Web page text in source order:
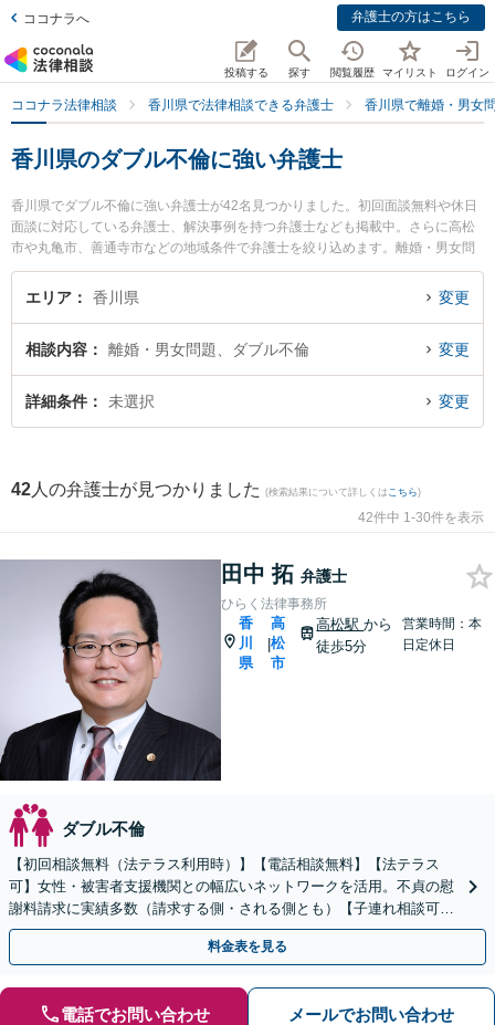
ココナラへ 弁護士の方はこちら
投稿する 探す 閲覧履歴 マイリスト ログイン
ココナラ法律相談 香川県で法律相談できる弁護士 香川県で離婚・男女
香川県のダブル不倫に強い弁護士
香川県でダブル不倫に強い弁護士が42名見つかりました。初回面談無料や休日
面談に対応している弁護士、解決事例を持つ弁護士なども掲載中。さらに高松
市や丸亀市、善通寺市などの地域条件で弁護士を絞り込めます。離婚・男女問
題に関係する財産分与や養育費、親権等の細かな分野での絞り込み検索もでき
便利です。特にひらく法律事務所の田中 拓弁護士やいろは法律事務所の吉田 明
間に発生したダブル不倫のトラブルを今すぐに弁護士に相談したい』『ダブル
不倫のトラブル解決の実績豊富な近くの弁護士を検索したい』『初回相談無料
でダブル不倫を法律相談できる香川県内の弁護士に相談予約したい』などでお
エリア 香川県 変更
相談内容 離婚・男女問題、ダブル不倫 変更
詳細条件 未選択 変更
42 人の弁護士が見つかりました (検索結果について詳しくは こちら)
42件中 1-30件を表示
田中 拓 弁護士
ひらく法律事務所
香
川
県
|
高
松
市
高松駅から
徒歩5分
営業時間：本
日定休日
ダブル不倫
【初回相談無料（法テラス利用時）】【電話相談無料】【法テラス
可】女性・被害者支援機関との幅広いネットワークを活用。不貞の慰
謝料請求に実績多数（請求する側・される側とも）【子連れ相談可】
【完全個室相談】【高松駅5分】
料金表を見る
電話でお問い合わせ メールでお問い合わせ